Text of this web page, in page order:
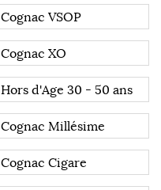
Cognac VSOP
Cognac XO
Hors d'Age 30 - 50 ans
Cognac Millésime
Cognac Cigare